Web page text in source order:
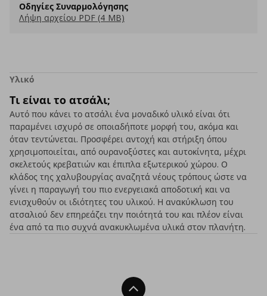
Οδηγίες Συναρμολόγησης
Λήψη αρχείου PDF (4 MB)
Υλικό
Τι είναι το ατσάλι;
Αυτό που κάνει το ατσάλι ένα μοναδικό υλικό είναι ότι
παραμένει ισχυρό σε οποιαδήποτε μορφή του, ακόμα και
όταν τεντώνεται. Προσφέρει αντοχή και στήριξη όπου
χρησιμοποιείται, από ουρανοξύστες και αυτοκίνητα, μέχρι
σκελετούς κρεβατιών και έπιπλα εξωτερικού χώρου. Ο
κλάδος της χαλυβουργίας αναζητά νέους τρόπους ώστε να
γίνει η παραγωγή του πιο ενεργειακά αποδοτική και να
ενισχυθούν οι ιδιότητες του υλικού. Η ανακύκλωση του
ατσαλιού δεν επηρεάζει την ποιότητά του και πλέον είναι
ένα από τα πιο συχνά ανακυκλωμένα υλικά στον πλανήτη.
Back To Top